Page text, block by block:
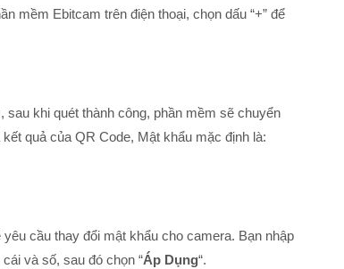
mềm Ebitcam trên điện thoại, chọn dấu “+” để
khi quét thành công, phần mềm sẽ chuyển
kết quả của QR Code, Mật khẩu mặc định là:
cầu thay đổi mật khẩu cho camera. Bạn nhập
và số, sau đó chọn “Áp Dụng“.